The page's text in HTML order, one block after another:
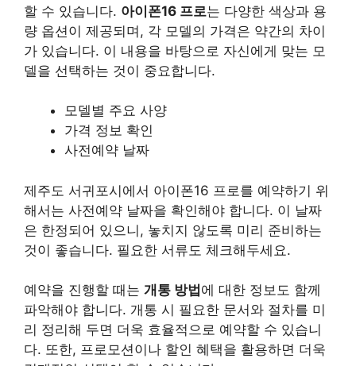
할 수 있습니다. 아이폰16 프로는 다양한 색상과 용
량 옵션이 제공되며, 각 모델의 가격은 약간의 차이
가 있습니다. 이 내용을 바탕으로 자신에게 맞는 모
델을 선택하는 것이 중요합니다.
모델별 주요 사양
가격 정보 확인
사전예약 날짜
제주도 서귀포시에서 아이폰16 프로를 예약하기 위
해서는 사전예약 날짜을 확인해야 합니다. 이 날짜
은 한정되어 있으니, 놓치지 않도록 미리 준비하는
것이 좋습니다. 필요한 서류도 체크해두세요.
예약을 진행할 때는 개통 방법 에 대한 정보도 함께
파악해야 합니다. 개통 시 필요한 문서와 절차를 미
리 정리해 두면 더욱 효율적으로 예약할 수 있습니
다. 또한, 프로모션이나 할인 혜택을 활용하면 더욱